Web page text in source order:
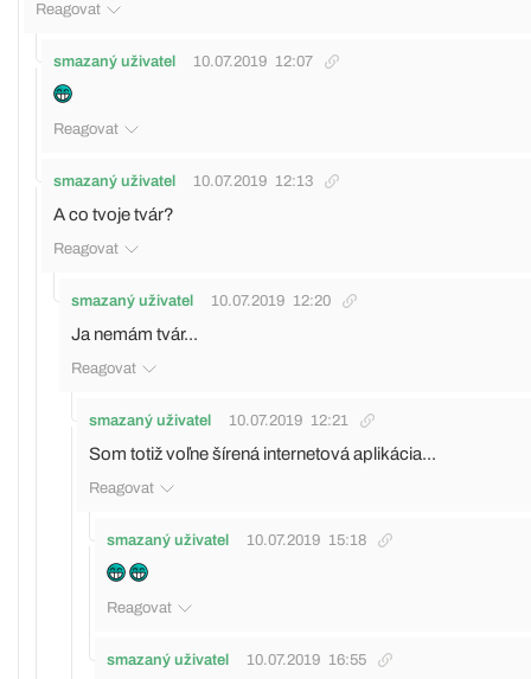
Reagovat
smazaný uživatel 10.07.2019 12:07
Reagovat
smazaný uživatel 10.07.2019 12:13
A co tvoje tvár?
Reagovat
smazaný uživatel 10.07.2019 12:20
Ja nemám tvár...
Reagovat
smazaný uživatel 10.07.2019 12:21
Som totiž voľne šírená internetová aplikácia...
Reagovat
smazaný uživatel 10.07.2019 15:18
Reagovat
smazaný uživatel 10.07.2019 16:55